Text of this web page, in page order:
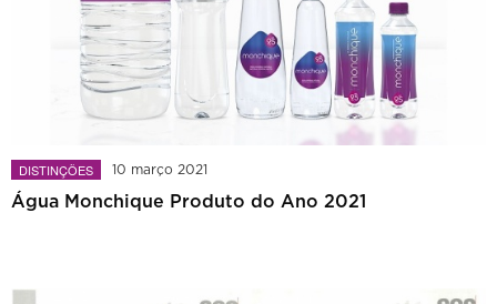
DISTINÇÕES 10 março 2021
Água Monchique Produto do Ano 2021